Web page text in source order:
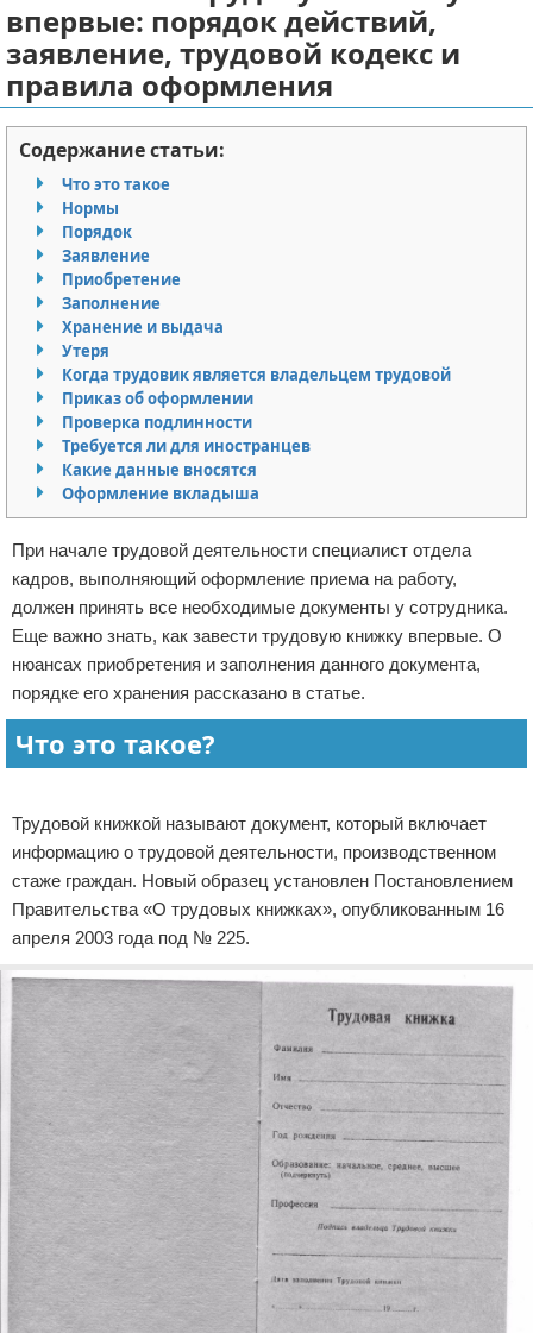
Миграционное право
Административное право
Пенсия, пособия и льготы
Семейное право
Льготы и компенсации
Наследство и завещания
Медицинское право
Уголовное право
Нотариат в РФ
Земельное право
Право собственности
Исполнительное производство
Судопроизводство
Защита прав потребителей
Отказ от ответственности
впервые: порядок действий,
заявление, трудовой кодекс и
правила оформления
Содержание статьи:
Что это такое
Нормы
Порядок
Заявление
Приобретение
Заполнение
Хранение и выдача
Утеря
Когда трудовик является владельцем трудовой
Приказ об оформлении
Проверка подлинности
Требуется ли для иностранцев
Какие данные вносятся
Оформление вкладыша
При начале трудовой деятельности специалист отдела
кадров, выполняющий оформление приема на работу,
должен принять все необходимые документы у сотрудника.
Еще важно знать, как завести трудовую книжку впервые. О
нюансах приобретения и заполнения данного документа,
порядке его хранения рассказано в статье.
Что это такое?
Трудовой книжкой называют документ, который включает
информацию о трудовой деятельности, производственном
стаже граждан. Новый образец установлен Постановлением
Правительства «О трудовых книжках», опубликованным 16
апреля 2003 года под № 225.